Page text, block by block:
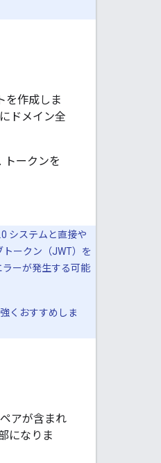
を作成しま
ドメイン全
トークンを
システムと直接や
トークン（JWT）を
ラーが発生する可能
くおすすめしま
アが含まれ
になりま